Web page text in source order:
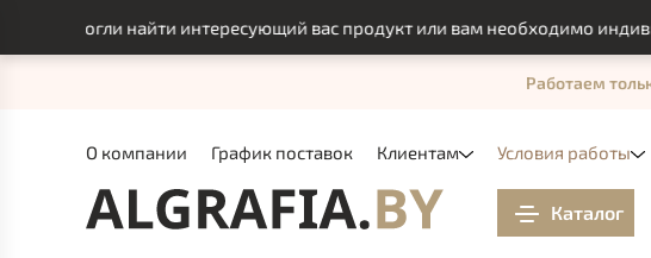
не смогли найти интересующий вас продукт или вам необходимо
О компании График поставок Клиентам Условия работы
Работаем
Каталог